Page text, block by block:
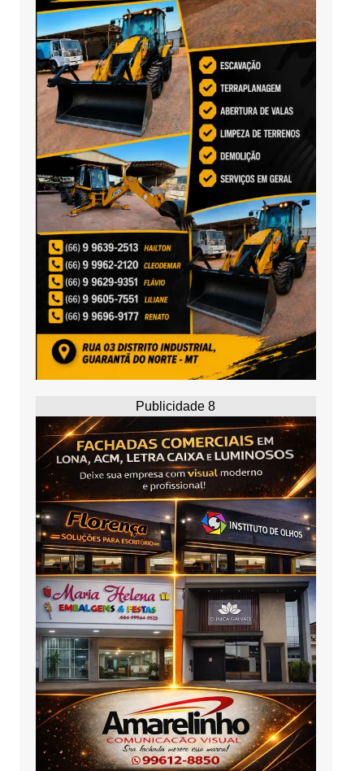
Publicidade 8